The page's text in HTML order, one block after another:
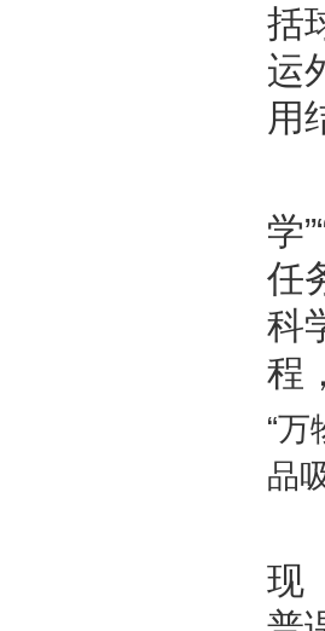
括
运
用
学
任
科
程
“
品
现